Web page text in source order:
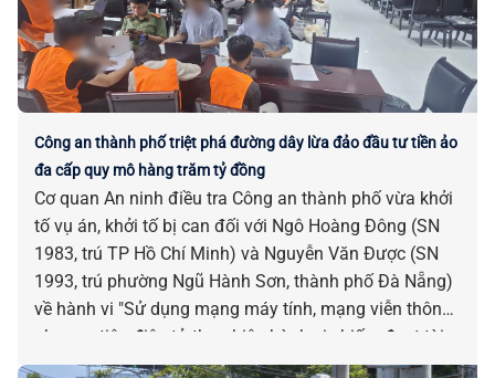
Công an thành phố triệt phá đường dây lừa đảo đầu tư tiền ảo
đa cấp quy mô hàng trăm tỷ đồng
Cơ quan An ninh điều tra Công an thành phố vừa khởi
tố vụ án, khởi tố bị can đối với Ngô Hoàng Đông (SN
1983, trú TP Hồ Chí Minh) và Nguyễn Văn Được (SN
1993, trú phường Ngũ Hành Sơn, thành phố Đà Nẵng)
về hành vi "Sử dụng mạng máy tính, mạng viễn thông,
phương tiện điện tử thực hiện hành vi chiếm đoạt tài
sản"; đồng thời tiếp tục mở rộng điều tra đường dây